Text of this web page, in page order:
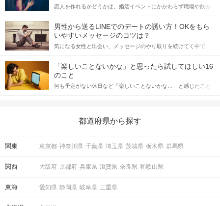
恋人を作れるかどうかは、婚活イベントにかかわらず職場や飲み
てアプローチできるかにも左右されます。 これから恋人作りを本
格的に始めようとしている方は、女性が異性を求めて出すサイン
をしっかりと理解し、正しい行動に移せるかどうかが重要。 この
記事では、女性が話しかけて欲しい時に出すサインとその心理を
合にどのような行動に繋げるべきかをご紹介していきます。
男性から送るLINEでのデートの誘い方！OKをもら
いやすいメッセージのコツは？
気になる女性と出会い、メッセージのやり取りを続けてく中で
しかし、中には「どう誘ったらいいの？」とお困りの男性もいら
っしゃるのではないでしょうか。 そこで今回は、男性から女性へ
送るLINEでのデートの誘い方のコツをご紹介します。例文も混じ
えながら解説するので、ぜひ参考にしてください。
「楽しいことないかな」と思ったら試してほしい16
のこと
何も予定がない休日など「楽しいことないかな…」と感じたこと
の楽しいことアイデアを集めました♪ いままさに楽しいことを探し
都道府県から探す
関東 東京都 神奈川県 千葉県 埼玉県 茨城県 栃木県 群馬県
関西 大阪府 京都府 兵庫県 滋賀県 奈良県 和歌山県
東海 愛知県 静岡県 岐阜県 三重県